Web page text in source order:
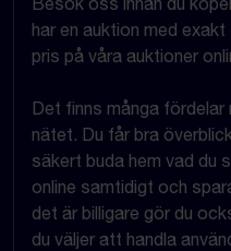
har en auktion med
pris på våra auktioner
Det finns många
nätet. Du får bra
säkert buda hem vad du
online samtidigt och
det är billigare gör du
du väljer att handla